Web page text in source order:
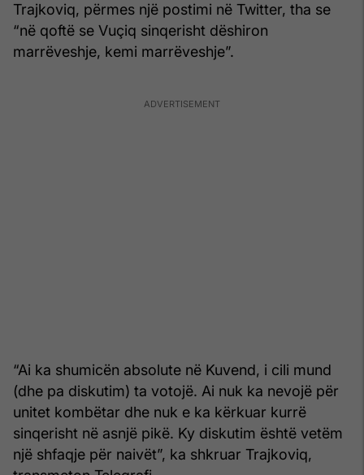
Trajkoviq, përmes një postimi në Twitter, tha se
“në qoftë se Vuçiq sinqerisht dëshiron
marrëveshje, kemi marrëveshje”.
“Ai ka shumicën absolute në Kuvend, i cili mund
(dhe pa diskutim) ta votojë. Ai nuk ka nevojë për
unitet kombëtar dhe nuk e ka kërkuar kurrë
sinqerisht në asnjë pikë. Ky diskutim është vetëm
një shfaqje për naivët”, ka shkruar Trajkoviq,